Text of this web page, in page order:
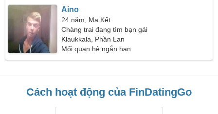
Aino
24 năm, Ma Kết
Chàng trai đang tìm bạn gái
Klaukkala, Phần Lan
Mối quan hệ ngắn hạn
Cách hoạt động của FinDatingGo